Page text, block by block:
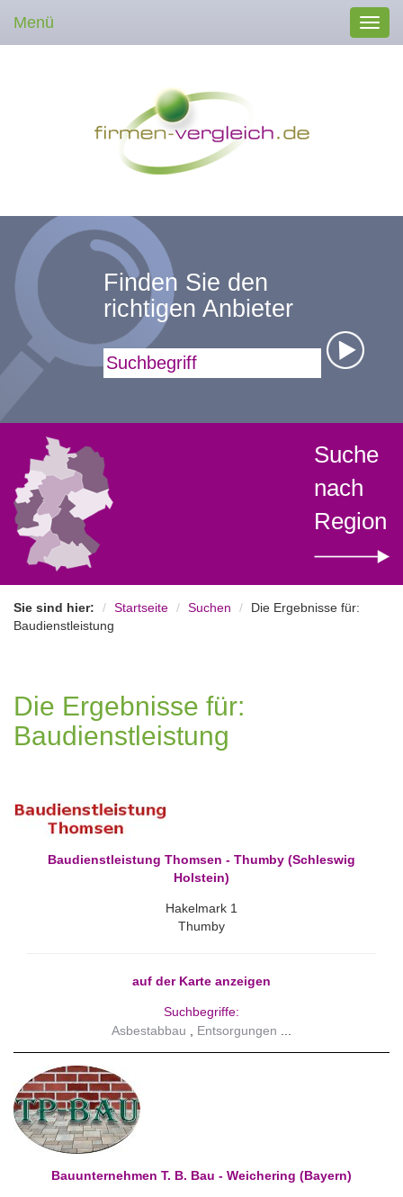
Menü
Finden Sie den
richtigen Anbieter
Suchbegriff
Suche
nach
Region
Sie sind hier: Startseite Suchen
Die Ergebnisse für:
Baudienstleistung
Die Ergebnisse für:
Baudienstleistung
Baudienstleistung Thomsen - Thumby (Schleswig
Holstein)
Hakelmark 1
Thumby
auf der Karte anzeigen
Suchbegriffe:
Asbestabbau
Entsorgungen
Bauunternehmen T. B. Bau - Weichering (Bayern)